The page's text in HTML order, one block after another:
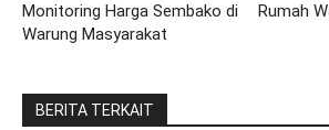
Monitoring Harga Sembako di
Warung Masyarakat
Rumah
BERITA TERKAIT